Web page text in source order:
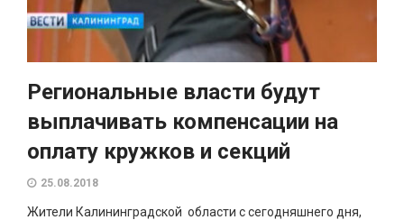
Региональные власти будут
выплачивать компенсации на
оплату кружков и секций
25.08.2018
Жители Калининградской области с сегодняшнего дня,